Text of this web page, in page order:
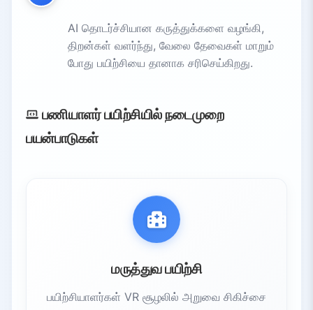
AI தொடர்ச்சியான கருத்துக்களை வழங்கி,
திறன்கள் வளர்ந்து, வேலை தேவைகள் மாறும்
போது பயிற்சியை தானாக சரிசெய்கிறது.
பணியாளர் பயிற்சியில் நடைமுறை
பயன்பாடுகள்
மருத்துவ பயிற்சி
பயிற்சியாளர்கள் VR சூழலில் அறுவை சிகிச்சை